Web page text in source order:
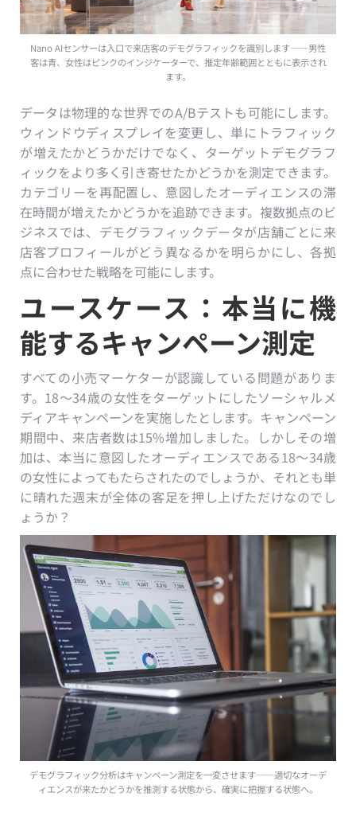
Nano AIセンサーは入口で来店客のデモグラフィックを識別します——男性
客は青、女性はピンクのインジケーターで、推定年齢範囲とともに表示され
ます。
データは物理的な世界でのA/Bテストも可能にします。
ウィンドウディスプレイを変更し、単にトラフィック
が増えたかどうかだけでなく、ターゲットデモグラフ
ィックをより多く引き寄せたかどうかを測定できます。
カテゴリーを再配置し、意図したオーディエンスの滞
在時間が増えたかどうかを追跡できます。複数拠点のビ
ジネスでは、デモグラフィックデータが店舗ごとに来
店客プロフィールがどう異なるかを明らかにし、各拠
点に合わせた戦略を可能にします。
ユースケース：本当に機
能するキャンペーン測定
すべての小売マーケターが認識している問題がありま
す。18〜34歳の女性をターゲットにしたソーシャルメ
ディアキャンペーンを実施したとします。キャンペーン
期間中、来店者数は15%増加しました。しかしその増
加は、本当に意図したオーディエンスである18〜34歳
の女性によってもたらされたのでしょうか、それとも単
に晴れた週末が全体の客足を押し上げただけなのでし
ょうか？
デモグラフィック分析はキャンペーン測定を一変させます——適切なオーデ
ィエンスが来たかどうかを推測する状態から、確実に把握する状態へ。